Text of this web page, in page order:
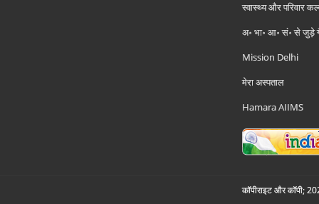
स्वास्थ्य और परिवार
अ॰ भा॰ आ॰ सं॰ से जुड़े
Mission Delhi
मेरा अस्पताल
Hamara AIIMS
कॉपीराइट और कॉपी;